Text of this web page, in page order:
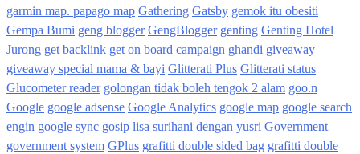
garmin map. papago map Gathering Gatsby gemok itu obesiti
Gempa Bumi geng blogger GengBlogger genting Genting Hotel
Jurong get backlink get on board campaign ghandi giveaway
giveaway special mama & bayi Glitterati Plus Glitterati status
Glucometer reader golongan tidak boleh tengok 2 alam goo.n
Google google adsense Google Analytics google map google search
engin google sync gosip lisa surihani dengan yusri Government
government system GPlus grafitti double sided bag grafitti double